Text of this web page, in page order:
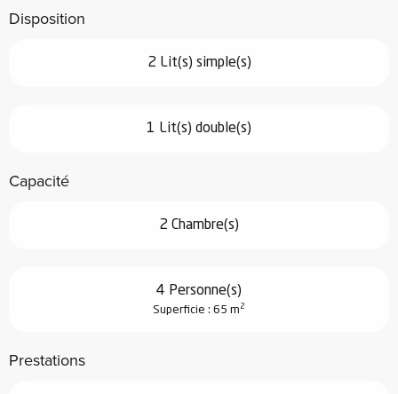
Disposition
2 Lit(s) simple(s)
1 Lit(s) double(s)
Capacité
2 Chambre(s)
4 Personne(s)
Superficie : 65 m 2
Prestations